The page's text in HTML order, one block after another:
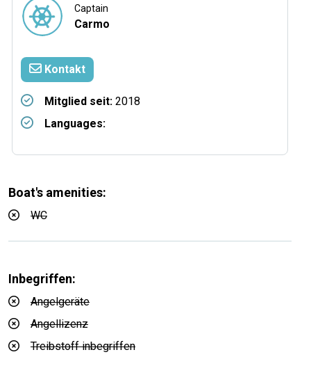
Captain
Carmo
Kontakt
Mitglied seit: 2018
Languages:
Boat's amenities:
WC
Inbegriffen:
Angelgeräte
Angellizenz
Treibstoff inbegriffen